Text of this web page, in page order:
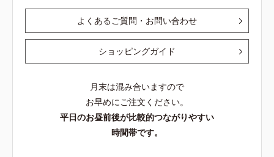
よくあるご質問・お問い合わせ
ショッピングガイド
月末は混み合いますので
お早めにご注文ください。
平日のお昼前後が比較的つながりやすい
時間帯です。